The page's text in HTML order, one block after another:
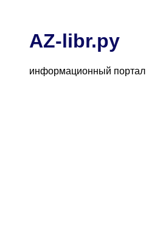
AZ-libr.ру
информационный портал